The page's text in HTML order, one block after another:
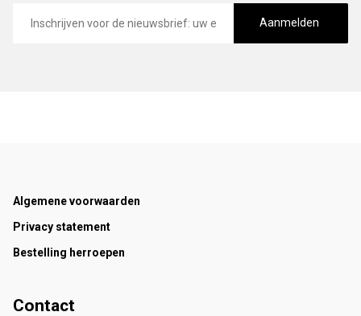
mailadres
Aanmelden
Footer
Algemene voorwaarden
Privacy statement
Bestelling herroepen
Contact